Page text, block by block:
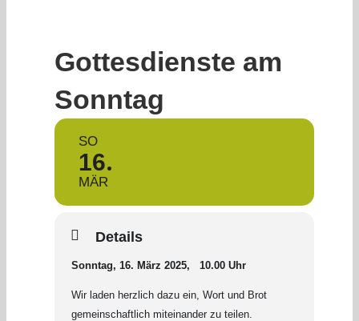
Gottesdienste am
Sonntag
SO
16
MÄR
Details
Sonntag, 16. März 2025, 10.00 Uhr
Wir laden herzlich dazu ein, Wort und Brot
gemeinschaftlich miteinander zu teilen.